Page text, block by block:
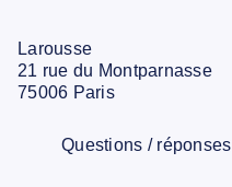
Larousse
21 rue du Montparnasse
75006 Paris
Questions / réponses